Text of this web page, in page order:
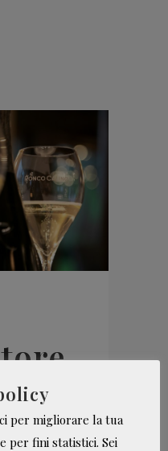
di
per migliorare la tua
per fini statistici. Sei